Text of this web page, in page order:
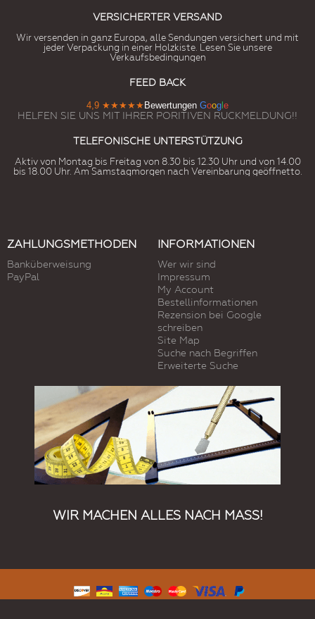
VERSICHERTER VERSAND
Wir versenden in ganz Europa, alle Sendungen versichert und mit
jeder Verpackung in einer Holzkiste. Lesen Sie unsere
Verkaufsbedingungen
FEED BACK
4,9 ★★★★★ Bewertungen Goog e
HELFEN SIE UNS MIT IHRER PORITIVEN RUCKMELDUNG!!
TELEFONISCHE UNTERSTÜTZUNG
Aktiv von Montag bis Freitag von 8.30 bis 12.30 Uhr und von 14.00
bis 18.00 Uhr. Am Samstagmorgen nach Vereinbarung geöffnetto.
ZAHLUNGSMETHODEN
Banküberweisung
PayPal
INFORMATIONEN
Wer wir sind
Impressum
My Account
Bestellinformationen
Rezension bei Google
schreiben
Site Map
Suche nach Begriffen
Erweiterte Suche
WIR MACHEN ALLES NACH MASS!
© 2019 Kundenspezifische Produkte. Alle Rechte vorbehalten.